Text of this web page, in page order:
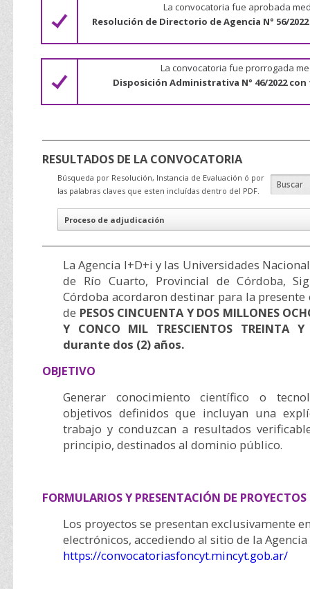
La convocatoria fue aprobada
Resolución de Directorio de Agencia N° 56/
La convocatoria fue prorrogada
Disposición Administrativa N° 46/2022 con
RESULTADOS DE LA CONVOCATORIA
Búsqueda por Resolución, Instancia de Evaluación ó por
las palabras claves que esten incluídas dentro del PDF.
Proceso de adjudicación
La Agencia I+D+i y las Universidades
de Río Cuarto, Provincial de Córdoba,
Córdoba acordaron destinar para la
de PESOS CINCUENTA Y DOS MILLONES
Y CONCO MIL TRESCIENTOS TREINTA Y
durante dos (2) años.
OBJETIVO
Generar conocimiento científico o
objetivos definidos que incluyan una
trabajo y conduzcan a resultados
principio, destinados al dominio público.
FORMULARIOS Y PRESENTACIÓN DE PROYECTOS
Los proyectos se presentan exclusivamente
electrónicos, accediendo al sitio de la Agencia
https://convocatoriasfoncyt.mincyt.gob.ar/